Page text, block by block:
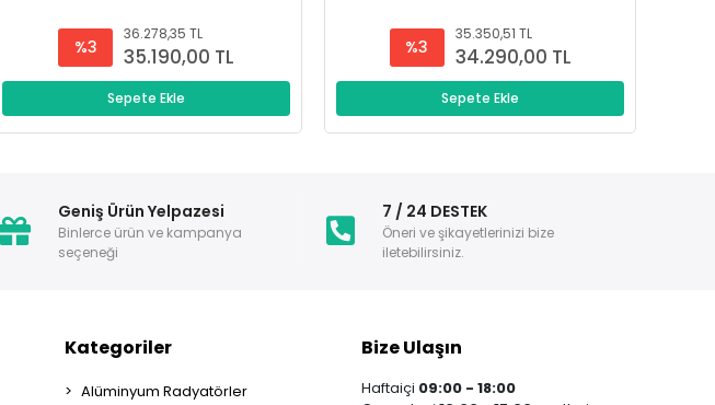
%3
36.278,35 TL
35.190,00 TL
Sepete Ekle
%3
35.350,51 TL
34.290,00 TL
Sepete Ekle
Geniş Ürün Yelpazesi
Binlerce ürün ve kampanya
seçeneği
7 / 24 DESTEK
Öneri ve şikayetlerinizi bize
iletebilirsiniz.
Kategoriler
Alüminyum Radyatörler
Bize Ulaşın
Haftaiçi 09:00 - 18:00